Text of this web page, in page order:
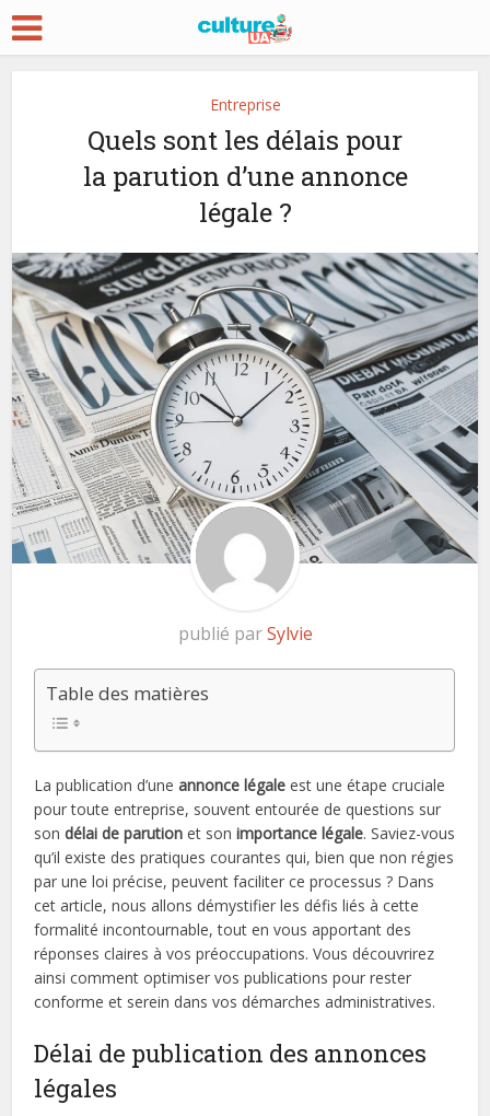
Entreprise
Quels sont les délais pour
la parution d’une annonce
légale ?
publié parSylvie
Table des matières
La publication d’uneannonce légale est une étape cruciale
pour toute entreprise, souvent entourée de questions sur
sondélai de parution et sonimportance légale. Saviez-vous
qu’il existe des pratiques courantes qui, bien que non régies
par une loi précise, peuvent faciliter ce processus ? Dans
cet article, nous allons démystifier les défis liés à cette
formalité incontournable, tout en vous apportant des
réponses claires à vos préoccupations. Vous découvrirez
ainsi comment optimiser vos publications pour rester
conforme et serein dans vos démarches administratives.
Délai de publication des annonces
légales